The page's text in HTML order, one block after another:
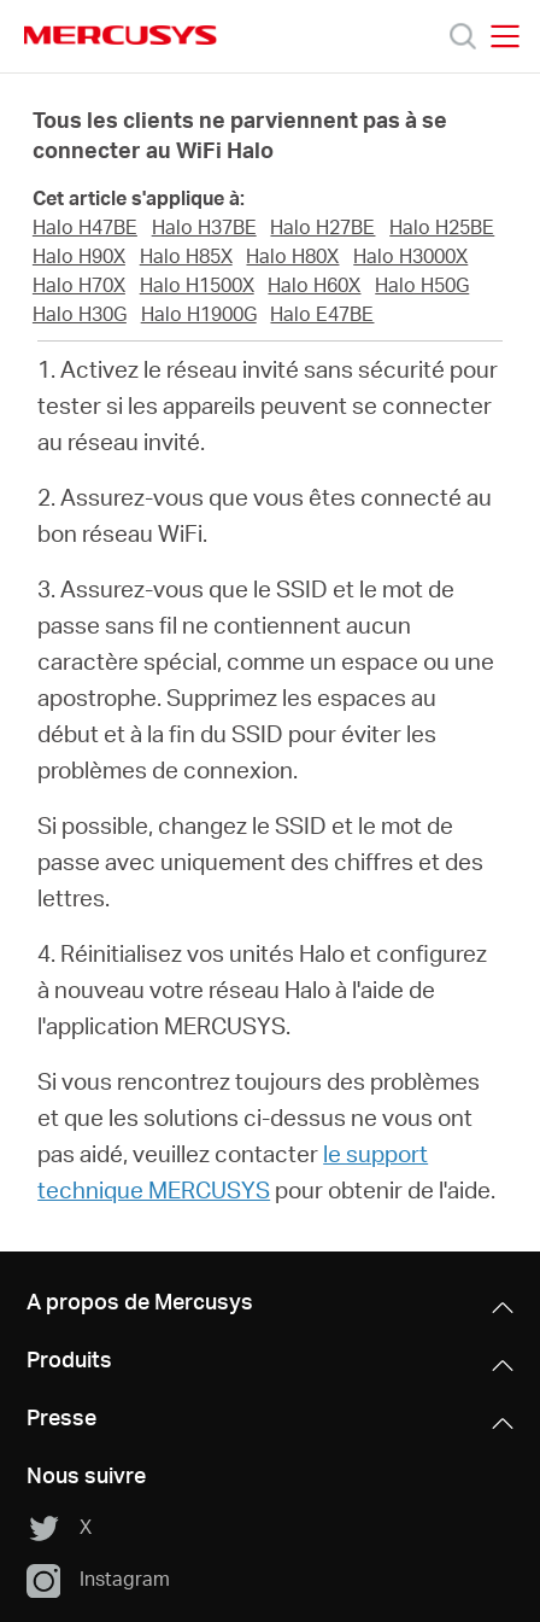
navigation
Produits
propos
acheter
France
Français
Tous les clients ne parviennent pas à se
connecter au WiFi Halo
Cet article s'applique à:
Halo H47BE
Halo H37BE Halo H27BE
Halo H25BE
Halo H90X
Halo H85X Halo H80X
Halo H3000X
Halo H70X
Halo H1500X Halo H60X
Halo H50G
Halo H30G
Halo H1900G Halo E47BE
1. Activez le réseau invité sans sécurité pour
tester si les appareils peuvent se connecter
au réseau invité.
2. Assurez-vous que vous êtes connecté au
bon réseau WiFi.
3. Assurez-vous que le SSID et le mot de
passe sans fil ne contiennent aucun
caractère spécial, comme un espace ou une
apostrophe. Supprimez les espaces au
début et à la fin du SSID pour éviter les
problèmes de connexion.
Si possible, changez le SSID et le mot de
passe avec uniquement des chiffres et des
lettres.
4. Réinitialisez vos unités Halo et configurez
à nouveau votre réseau Halo à l'aide de
l'application MERCUSYS.
Si vous rencontrez toujours des problèmes
et que les solutions ci-dessus ne vous ont
pas aidé, veuillez contacter le support
technique MERCUSYS pour obtenir de l'aide.
A propos de Mercusys
Produits
Presse
Nous suivre
X
Instagram